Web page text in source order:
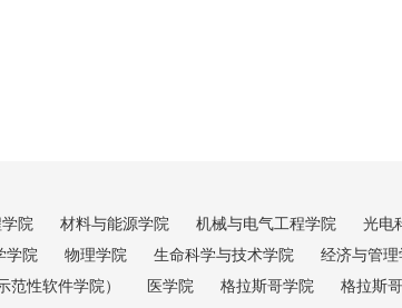
院 材料与能源学院 机械与电气工程学院 光电
学院 物理学院 生命科学与技术学院 经济与管理
范性软件学院） 医学院 格拉斯哥学院 格拉斯